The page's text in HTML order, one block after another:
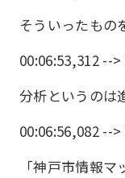
そういったもの
00:06:53,312 --
分析というのは
00:06:56,082 --
「神戸市情報